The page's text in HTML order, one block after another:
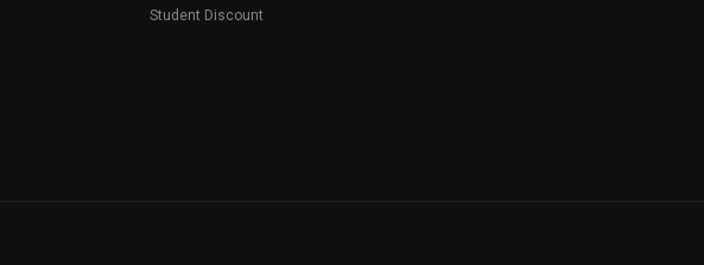
Student Discount